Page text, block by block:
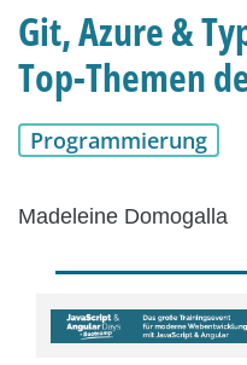
Git, Azure &
Top-Themen
Programmierung
Madeleine Domogalla